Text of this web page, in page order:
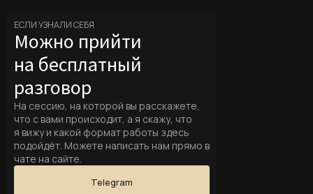
ЕСЛИ УЗНАЛИ СЕБЯ
Можно прийти
на бесплатный
разговор
На сессию, на которой вы расскажете,
что с вами происходит, а я скажу, что
я вижу и какой формат работы здесь
подойдёт. Можете написать нам прямо в
чате на сайте.
Telegram